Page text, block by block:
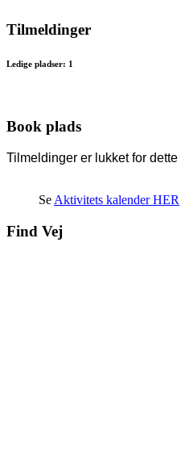
Tilmeldinger
Ledige pladser: 1
Book plads
Tilmeldinger er lukket for dette
Se Aktivitets kalender HER
Find Vej